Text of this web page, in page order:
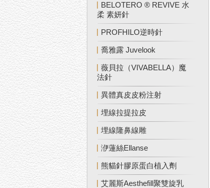
BELOTERO ® REVIVE 水
柔 素妍針
PROFHILO逆時針
喬雅露 Juvelook
薇貝拉（VIVABELLA）魔
法針
異體真皮皮粉注射
埋線拉提拉皮
埋線隆鼻線雕
洢蓮絲Ellanse
熊貓針膠原蛋白植入劑
艾麗斯Aesthefill聚雙旋乳